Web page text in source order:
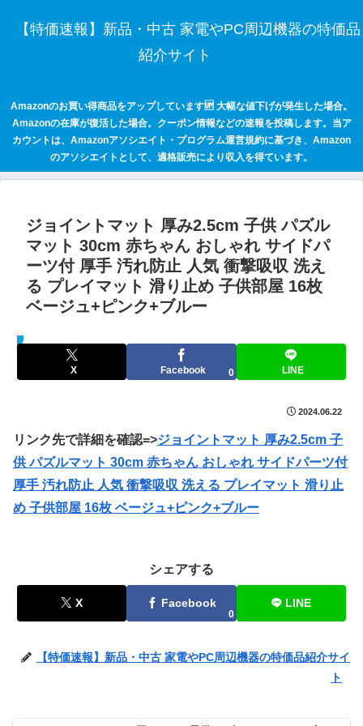
【特価速報】新品・中古 家電やPC周辺機器の特価品
紹介サイト
Amazonのお買い得商品をアップしています🆙 大幅な値下げが発生した場合。
Amazonの在庫が復活した場合。クーポン情報などの速報を投稿します。当ア
カウントは、Amazonアソシエイト・プログラム運営規約に基づき、Amazon
のアソシエイトとして、適格販売により収入を得ています。
ジョイントマット 厚み2.5cm 子供 パズル
マット 30cm 赤ちゃん おしゃれ サイドパ
ーツ付 厚手 汚れ防止 人気 衝撃吸収 洗え
る プレイマット 滑り止め 子供部屋 16枚
ベージュ+ピンク+ブルー
セールハンター 激安情報まとめサイト
X Facebook 0 LINE
2024.06.22
リンク先で詳細を確認=>ジョイントマット 厚み2.5cm 子
供 パズルマット 30cm 赤ちゃん おしゃれ サイドパーツ付
厚手 汚れ防止 人気 衝撃吸収 洗える プレイマット 滑り止
め 子供部屋 16枚 ベージュ+ピンク+ブルー
シェアする
X Facebook
0
LINE
【特価速報】新品・中古 家電やPC周辺機器の特価品紹介サイ
ト